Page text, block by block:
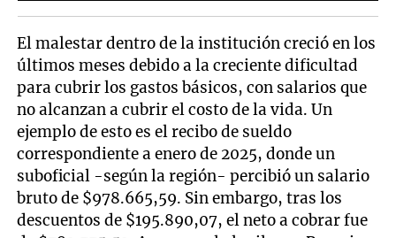
El malestar dentro de la institución creció en los
últimos meses debido a la creciente dificultad
para cubrir los gastos básicos, con salarios que
no alcanzan a cubrir el costo de la vida. Un
ejemplo de esto es el recibo de sueldo
correspondiente a enero de 2025, donde un
suboficial -según la región- percibió un salario
bruto de $978.665,59. Sin embargo, tras los
descuentos de $195.890,07, el neto a cobrar fue